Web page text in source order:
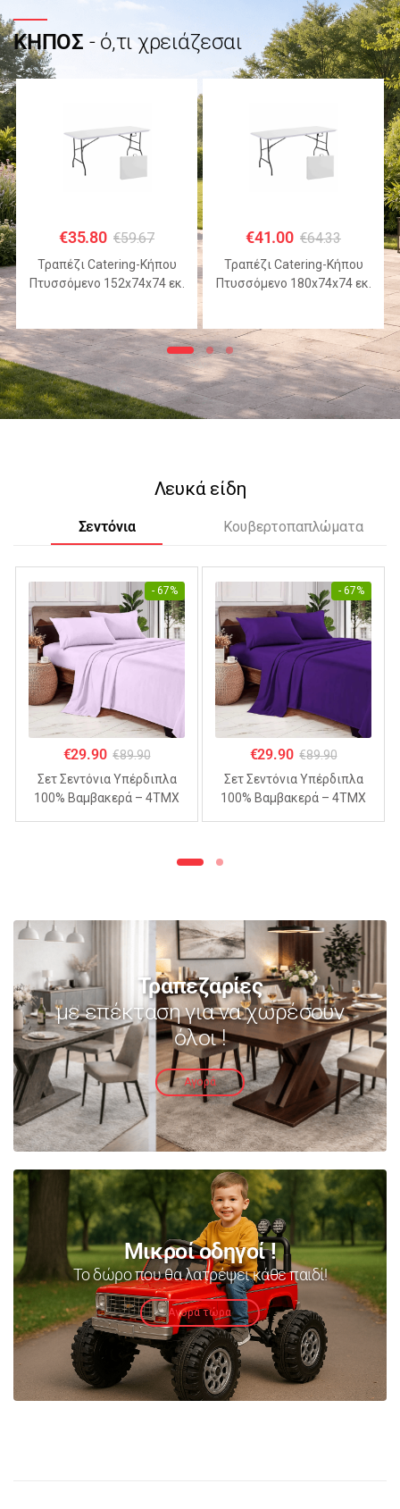
ΚΗΠΟΣ - ό,τι χρειάζεσαι
€35.80 €59.67
Τραπέζι Catering-Κήπου
Πτυσσόμενο 152x74x74 εκ.
€41.00 €64.33
Τραπέζι Catering-Κήπου
Πτυσσόμενο 180x74x74 εκ.
Λευκά είδη
Σεντόνια Κουβερτοπαπλώματα
- 67%
€29.90 €89.90
Σετ Σεντόνια Υπέρδιπλα
100% Βαμβακερά – 4ΤΜΧ
- 67%
€29.90 €89.90
Σετ Σεντόνια Υπέρδιπλα
100% Βαμβακερά – 4ΤΜΧ
Τραπεζαρίες
με επέκταση για να χωρέσουν
όλοι !
Αγορά
Μικροί οδηγοί !
Το δώρο που θα λατρέψει κάθε παιδί!
Αγορά τώρα